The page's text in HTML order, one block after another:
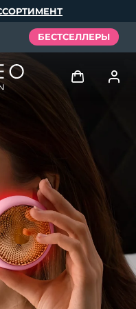
БЕСТСЕЛЛЕРЫ
Войти
пользователя
Мои приборы
Мои заказы
Мои адреса
Мои подписки
Español
Português
Русский
繁體中文